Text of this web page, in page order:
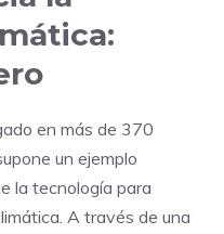
en más de 370
un ejemplo
la tecnología para
A través de una